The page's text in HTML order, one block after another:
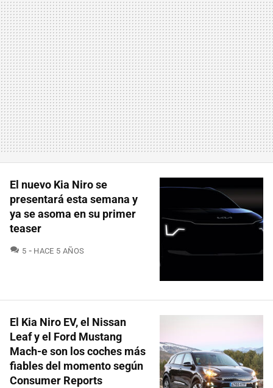
El nuevo Kia Niro se
presentará esta semana y
ya se asoma en su primer
teaser
5 COMENTARIOS
HACE 5 AÑOS
El Kia Niro EV, el Nissan
Leaf y el Ford Mustang
Mach-e son los coches más
fiables del momento según
Consumer Reports